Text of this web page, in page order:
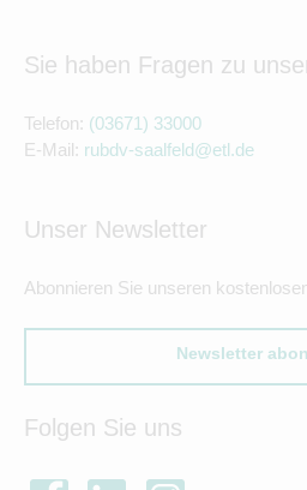
Sie haben Fragen zu
Telefon: (03671) 33000
E-Mail: rubdv-saalfeld@etl.de
Unser Newsletter
Abonnieren Sie unseren
Newsletter
Folgen Sie uns